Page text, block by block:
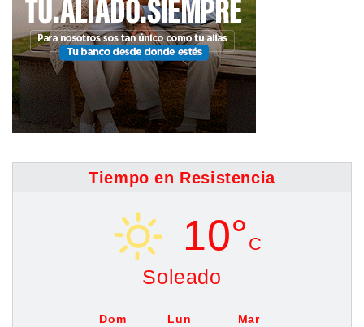
Tiempo en Resistencia
10° C
Soleado
Dom Lun Mar